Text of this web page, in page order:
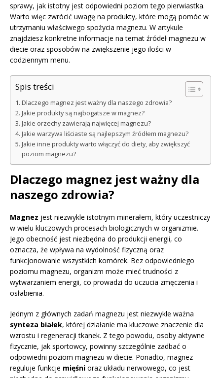
sprawy, jak istotny jest odpowiedni poziom tego pierwiastka.
Warto więc zwrócić uwagę na produkty, które mogą pomóc w
utrzymaniu właściwego spożycia magnezu. W artykule
znajdziesz konkretne informacje na temat źródeł magnezu w
diecie oraz sposobów na zwiększenie jego ilości w
codziennym menu.
Spis treści
Dlaczego magnez jest ważny dla naszego zdrowia?
Jakie produkty są najbogatsze w magnez?
Jakie orzechy zawierają najwięcej magnezu?
Jakie warzywa liściaste są najlepszym źródłem magnezu?
Jakie inne produkty warto włączyć do diety, aby zwiększyć
poziom magnezu?
Dlaczego magnez jest ważny dla
naszego zdrowia?
Magnez jest niezwykle istotnym minerałem, który uczestniczy
w wielu kluczowych procesach biologicznych w organizmie.
Jego obecność jest niezbędna do produkcji energii, co
oznacza, że wpływa na wydolność fizyczną oraz
funkcjonowanie wszystkich komórek. Bez odpowiedniego
poziomu magnezu, organizm może mieć trudności z
wytwarzaniem energii, co prowadzi do uczucia zmęczenia i
osłabienia.
Jednym z głównych zadań magnezu jest niezwykle ważna
synteza białek, której działanie ma kluczowe znaczenie dla
wzrostu i regeneracji tkanek. Z tego powodu, osoby aktywne
fizycznie, jak sportowcy, powinny szczególnie zadbać o
odpowiedni poziom magnezu w diecie. Ponadto, magnez
reguluje funkcje mięśni oraz układu nerwowego, co jest